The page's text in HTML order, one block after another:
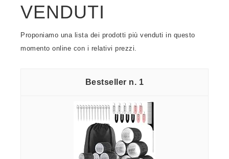
VENDUTI
Proponiamo una lista dei prodotti più venduti in questo
momento online con i relativi prezzi.
1